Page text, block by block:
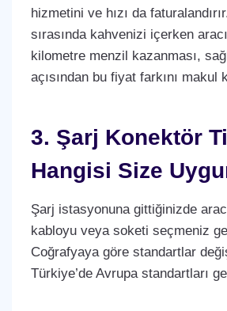
hizmetini ve hızı da
sırasında kahvenizi içerken
kilometre menzil kazanması,
açısından bu fiyat farkını makul
3. Şarj Konektör
Hangisi Size
Şarj istasyonuna gittiğinizde
kabloyu veya soketi seçmeniz
Coğrafyaya göre standartlar
Türkiye’de Avrupa standartları